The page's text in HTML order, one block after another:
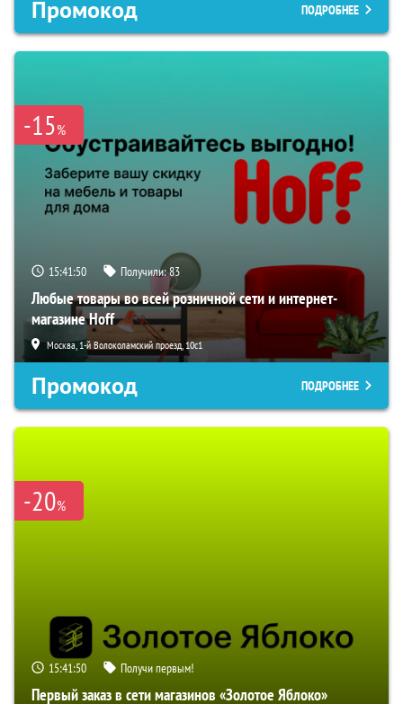
Промокод ПОДРОБНЕЕ
-15%
15:41:49 Получили:83
Любые товары во всей розничной сети и интернет-
магазине Hoff
Москва, 1-й Волоколамский проезд, 10с1
Промокод ПОДРОБНЕЕ
-20%
15:41:49 Получи первым!
Первый заказ в сети магазинов «Золотое Яблоко»